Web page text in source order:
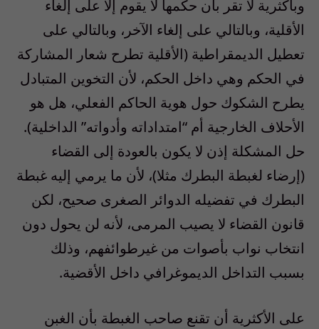
وبأكثرية لا تقر بأن حكمها لا يقوم إلا على إلغاء
الأقلية، وبالتالي على إلغاء الآخر، وبالتالي على
تعطيل الديمقراطية (الأقلية تطرح شعار المشاركة
في الحكم وهي داخل الحكم، لأن التخوين المتبادل
يطرح الشكوك حول هوية الحاكم الفعلي، هل هو
الأحلاف الخارجية أم “امتداداته وأدواته” الداخلية).
حل المشكلة إذن لا يكون بالعودة إلى القضاء
(إرضاء لغبطة البطرك مثلا)، لأن ما يرمي إليه غبطة
البطرك في تفضيله الدوائر الصغرى صحيح، لكن
قانون القضاء لا يصيب المرمى، لأنه لن يحول دون
انتخاب نواب بأصوات من غيرطوائفهم، وذلك
بسبب التداخل الديموغرافي داخل الأقضية.
على الأكثرية أن تقنع صاحب الغبطة بأن الغبن